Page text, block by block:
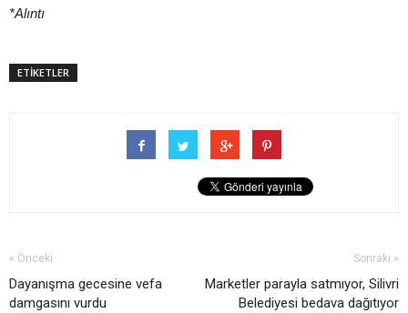
*Alıntı
ETİKETLER
« Önceki
Dayanışma gecesine vefa
damgasını vurdu
Sonraki »
Marketler parayla satmıyor, Silivri
Belediyesi bedava dağıtıyor